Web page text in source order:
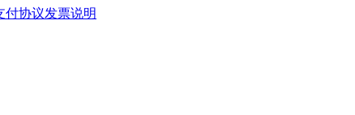
付协议发票说明